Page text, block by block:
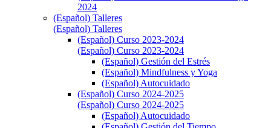
2024
(Español) Talleres
(Español) Talleres
(Español) Curso 2023-2024
(Español) Curso 2023-2024
(Español) Gestión del Estrés
(Español) Mindfulness y Yoga
(Español) Autocuidado
(Español) Curso 2024-2025
(Español) Curso 2024-2025
(Español) Autocuidado